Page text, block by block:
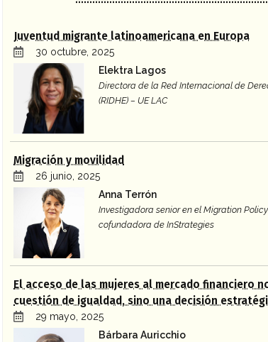
Juventud migrante latinoamericana en Europa
30 octubre, 2025
Elektra Lagos
Directora de la Red Internacional de
(RIDHE) – UE LAC
Migración y movilidad
26 junio, 2025
Anna Terrón
Investigadora senior en el Migration
cofundadora de InStrategies
El acceso de las mujeres al mercado financiero
cuestión de igualdad, sino una decisión
29 mayo, 2025
Bárbara Auricchio